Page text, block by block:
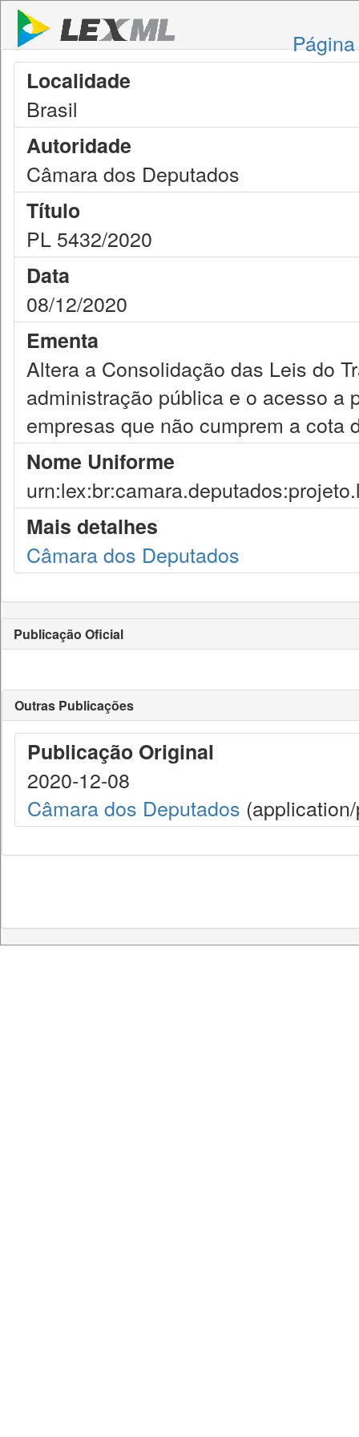
Localidade
Brasil
Autoridade
Câmara dos Deputados
Título
PL 5432/2020
Data
08/12/2020
Ementa
Altera a Consolidação das Leis do
administração pública e o acesso a
empresas que não cumprem a cota
Nome Uniforme
Mais detalhes
Câmara dos Deputados
Publicação Oficial
Outras Publicações
Publicação Original
2020-12-08
Câmara dos Deputados